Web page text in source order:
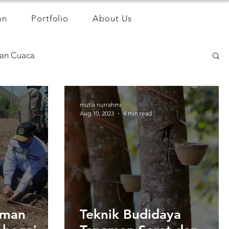
Portfolio About Us
Cuaca
Teknik Budidaya
mutia nurrahmi
Aug 10, 2023
4 min read